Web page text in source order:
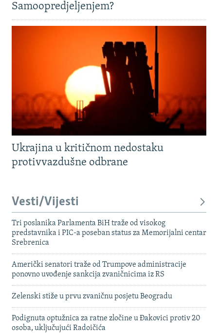
Samoopredjeljenjem?
Ukrajina u kritičnom nedostaku
protivvazdušne odbrane
Vesti/Vijesti
Tri poslanika Parlamenta BiH traže od visokog
predstavnika i PIC-a poseban status za Memorijalni centar
Srebrenica
Američki senatori traže od Trumpove administracije
ponovno uvođenje sankcija zvaničnicima iz RS
Zelenski stiže u prvu zvaničnu posjetu Beogradu
Podignuta optužnica za ratne zločine u Đakovici protiv 20
osoba, uključujući Radoičića